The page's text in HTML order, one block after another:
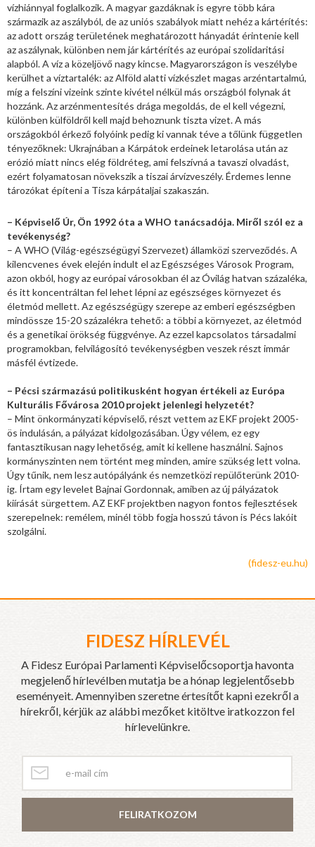
vízhiánnyal foglalkozik. A magyar gazdáknak is egyre több kára
származik az aszályból, de az uniós szabályok miatt nehéz a kártérítés:
az adott ország területének meghatározott hányadát érintenie kell
az aszálynak, különben nem jár kártérítés az európai szolidaritási
alapból. A víz a közeljövő nagy kincse. Magyarországon is veszélybe
kerülhet a víztartalék: az Alföld alatti vízkészlet magas arzéntartalmú,
míg a felszíni vizeink szinte kivétel nélkül más országból folynak át
hozzánk. Az arzénmentesítés drága megoldás, de el kell végezni,
különben külföldről kell majd behoznunk tiszta vizet. A más
országokból érkező folyóink pedig ki vannak téve a tőlünk független
tényezőknek: Ukrajnában a Kárpátok erdeinek letarolása után az
erózió miatt nincs elég földréteg, ami felszívná a tavaszi olvadást,
ezért folyamatosan növekszik a tiszai árvízveszély. Érdemes lenne
tározókat építeni a Tisza kárpátaljai szakaszán.
– Képviselő Úr, Ön 1992 óta a WHO tanácsadója. Miről szól ez a
tevékenység?
– A WHO (Világ-egészségügyi Szervezet) államközi szerveződés. A
kilencvenes évek elején indult el az Egészséges Városok Program,
azon okból, hogy az európai városokban él az Óvilág hatvan százaléka,
és itt koncentráltan fel lehet lépni az egészséges környezet és
életmód mellett. Az egészségügy szerepe az emberi egészségben
mindössze 15-20 százalékra tehető: a többi a környezet, az életmód
és a genetikai örökség függvénye. Az ezzel kapcsolatos társadalmi
programokban, felvilágosító tevékenységben veszek részt immár
másfél évtizede.
– Pécsi származású politikusként hogyan értékeli az Európa
Kulturális Fővárosa 2010 projekt jelenlegi helyzetét?
– Mint önkormányzati képviselő, részt vettem az EKF projekt 2005-
ös indulásán, a pályázat kidolgozásában. Úgy vélem, ez egy
fantasztikusan nagy lehetőség, amit ki kellene használni. Sajnos
kormányszinten nem történt meg minden, amire szükség lett volna.
Úgy tűnik, nem lesz autópályánk és nemzetközi repülőterünk 2010-
ig. Írtam egy levelet Bajnai Gordonnak, amiben az új pályázatok
kiírását sürgettem. AZ EKF projektben nagyon fontos fejlesztések
szerepelnek: remélem, minél több fogja hosszú távon is Pécs lakóit
szolgálni.
(fidesz-eu.hu)
FIDESZ HÍRLEVÉL
A Fidesz Európai Parlamenti Képviselőcsoportja havonta
megjelenő hírlevélben mutatja be a hónap legjelentősebb
eseményeit. Amennyiben szeretne értesítőt kapni ezekről a
hírekről, kérjük az alábbi mezőket kitöltve iratkozzon fel
hírlevelünkre.
FELIRATKOZOM